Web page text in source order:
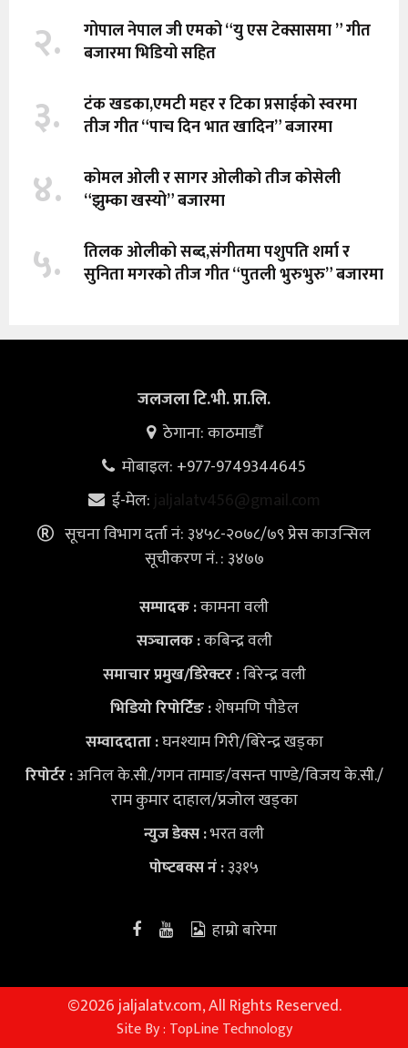
२.
गोपाल नेपाल जी एमको “यु एस टेक्सासमा ” गीत
बजारमा भिडियो सहित
३.
टंक खडका,एमटी महर र टिका प्रसाईको स्वरमा
तीज गीत “पाच दिन भात खादिन” बजारमा
४.
कोमल ओली र सागर ओलीको तीज कोसेली
“झुम्का खस्यो” बजारमा
५.
तिलक ओलीको सब्द,संगीतमा पशुपति शर्मा र
सुनिता मगरको तीज गीत “पुतली भुरुभुरु” बजारमा
जलजला टि.भी. प्रा.लि.
ठेगाना: काठमाडौँ
मोबाइल: +977-9749344645
ई-मेल: jaljalatv456@gmail.com
सूचना विभाग दर्ता नं: ३४५८-२०७८/७९ प्रेस काउन्सिल
सूचीकरण नं. : ३४७७
सम्पादक :कामना वली
सञ्‍चालक :कबिन्द्र वली
समाचार प्रमुख/डिरेक्टर :बिरेन्द्र वली
भिडियोरिपोर्टिङ :शेषमणि पौडेल
सम्वाददाता :घनश्याम गिरी/बिरेन्द्र खड्का
रिपोर्टर :अनिल के.सी./गगन तामाङ/वसन्त पाण्डे/विजय के.सी./
राम कुमार दाहाल/प्रजोल खड्का
न्युज डेक्स:भरत वली
पोष्‍टबक्स नं :३३१५
हाम्रो बारेमा
©2026 jaljalatv.com, All Rights Reserved.
Site By : TopLine Technology